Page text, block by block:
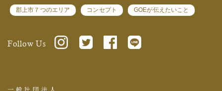
郡上市７つのエリア コンセプト GOEが伝えたいこと
Follow Us